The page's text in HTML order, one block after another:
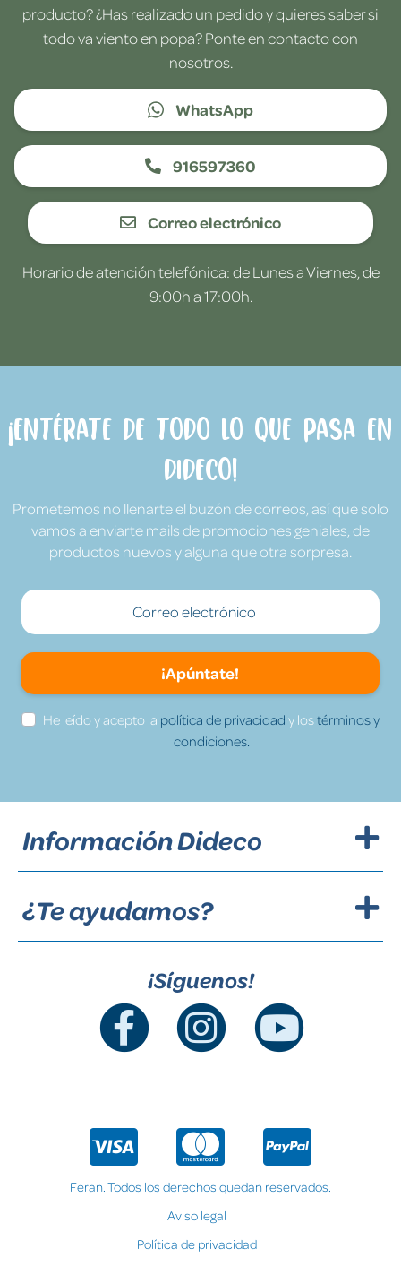
producto? ¿Has realizado un pedido y quieres saber si
todo va viento en popa? Ponte en contacto con
nosotros.
WhatsApp
916597360
Correo electrónico
Horario de atención telefónica: de Lunes a Viernes, de
9:00h a 17:00h.
¡Entérate de todo lo que pasa en
Dideco!
Prometemos no llenarte el buzón de correos, así que solo
vamos a enviarte mails de promociones geniales, de
productos nuevos y alguna que otra sorpresa.
¡Apúntate!
He leído y acepto la política de privacidad y lostérminos y
condiciones.
Información Dideco
¿Te ayudamos?
¡Síguenos!
Feran. Todos los derechos quedan reservados.
Aviso legal
Política de privacidad